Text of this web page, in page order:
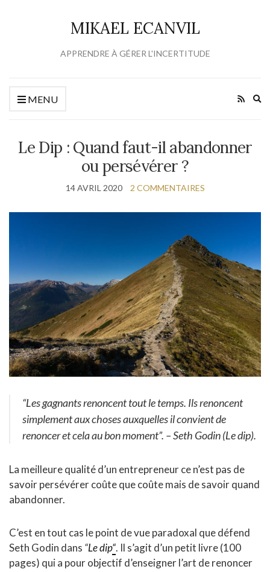
MIKAEL ECANVIL
APPRENDRE À GÉRER L'INCERTITUDE
MENU
Le Dip : Quand faut-il abandonner
ou persévérer ?
14 AVRIL 2020 2 COMMENTAIRES
“Les gagnants renoncent tout le temps. Ils renoncent
simplement aux choses auxquelles il convient de
renoncer et cela au bon moment”. – Seth Godin (Le dip).
La meilleure qualité d’un entrepreneur ce n’est pas de
savoir persévérer coûte que coûte mais de savoir quand
abandonner.
C’est en tout cas le point de vue paradoxal que défend
Seth Godin dans “Le dip“. Il s’agit d’un petit livre (100
pages) qui a pour objectif d’enseigner l’art de renoncer